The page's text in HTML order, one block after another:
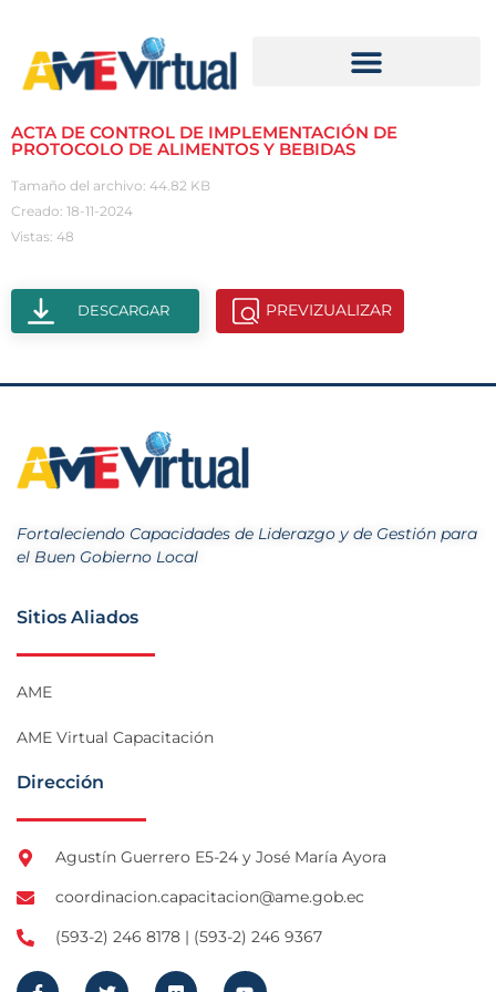
ACTA DE CONTROL DE IMPLEMENTACIÓN DE
PROTOCOLO DE ALIMENTOS Y BEBIDAS
Tamaño del archivo: 44.82 KB
Creado: 18-11-2024
Vistas: 48
DESCARGAR PREVIZUALIZAR
Fortaleciendo Capacidades de Liderazgo y de Gestión para
el Buen Gobierno Local
Sitios Aliados
AME
AME Virtual Capacitación
Dirección
Agustín Guerrero E5-24 y José María Ayora
coordinacion.capacitacion@ame.gob.ec
(593-2) 246 8178 | (593-2) 246 9367